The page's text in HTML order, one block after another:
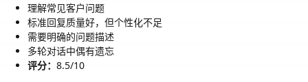
理解常见客户问题
标准回复质量好，但个性化不足
需要明确的问题描述
多轮对话中偶有遗忘
评分： 8.5/10